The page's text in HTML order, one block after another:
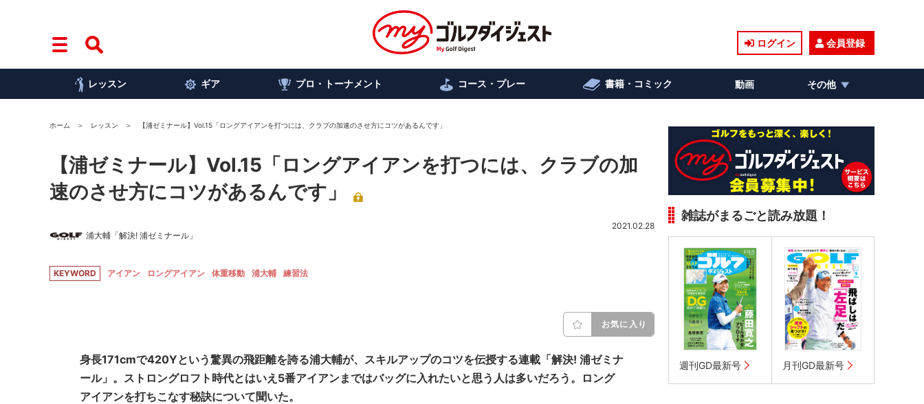
ログイン 会員登録
レッスン ギア プロ・トーナメント コース・プレー 書籍・コミック 動画 その他
ホーム レッスン 【浦ゼミナール】Vol.15「ロングアイアンを打つには、クラブの加速のさせ方にコツがあるんです」
【浦ゼミナール】Vol.15「ロングアイアンを打つには、クラブの加
速のさせ方にコツがあるんです」
浦大輔「解決! 浦ゼミナール」
2021.02.28
KEYWORD アイアン ロングアイアン 体重移動 浦大輔 練習法
お気に入り
身長171cmで420Yという驚異の飛距離を誇る浦大輔が、スキルアップのコツを伝授する連載「解決! 浦ゼミナ
ール」。ストロングロフト時代とはいえ5番アイアンまではバッグに入れたいと思う人は多いだろう。ロング
アイアンを打ちこなす秘訣について聞いた。
雑誌がまるごと読み放題！
週刊GD最新号 月刊GD最新号